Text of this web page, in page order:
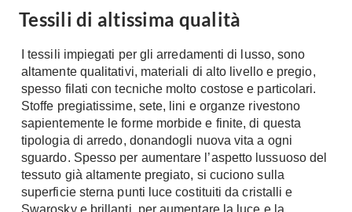
Notte
Camere Matrimoniali
Letti
Comodino
Camere Classiche
Lenzuola
Piumini
Letti Contenitore
Letti a Scomparsa
Progetto
Norme
Il Verde
Restauri
Impianti
Hi-Fi
Televisori
Hi-Fi
Home-Theatre
Tessili di altissima qualità
I tessili impiegati per gli arredamenti di lusso, sono
altamente qualitativi, materiali di alto livello e pregio,
spesso filati con tecniche molto costose e particolari.
Stoffe pregiatissime, sete, lini e organze rivestono
sapientemente le forme morbide e finite, di questa
tipologia di arredo, donandogli nuova vita a ogni
sguardo. Spesso per aumentare l’aspetto lussuoso del
tessuto già altamente pregiato, si cuciono sulla
superficie sterna punti luce costituiti da cristalli e
Swarosky e brillanti, per aumentare la luce e la